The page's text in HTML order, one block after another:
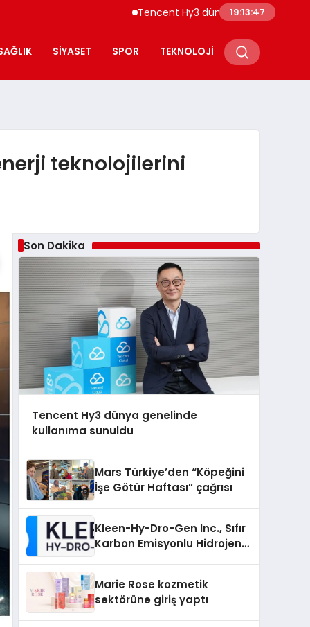
Tencent Hy3 dünya genelinde kullanıma
19:13:49
SIYASET SPOR TEKNOLOJI
teknolojilerini
Son Dakika
Tencent Hy3 dünya genelinde
kullanıma sunuldu
Mars Türkiye’den “Köpeğini
İşe Götür Haftası” çağrısı
Kleen-Hy-Dro-Gen Inc., Sıfır
Karbon Emisyonlu Hidrojen
Aldı
Marie Rose kozmetik
sektörüne giriş yaptı